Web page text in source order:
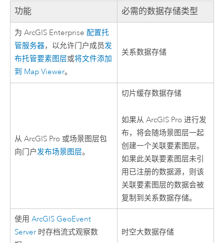
功能 必需的数据存储类型
为ArcGIS Enterprise 配置托
管服务器，以允许门户成员发
布托管要素图层或将文件添加
到 Map Viewer。
关系数据存储
从ArcGIS Pro 或场景图层包
向门户发布场景图层。
切片缓存数据存储
如果从ArcGIS Pro 进行发
布，将会随场景图层一起
创建一个关联要素图层。
如果此关联要素图层未引
用已注册的数据源，则该
关联要素图层的数据会被
复制到关系数据存储。
使用ArcGIS GeoEvent
Server 时存档流式观察数
时空大数据存储